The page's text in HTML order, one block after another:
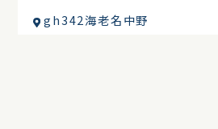
gh342海老名中野